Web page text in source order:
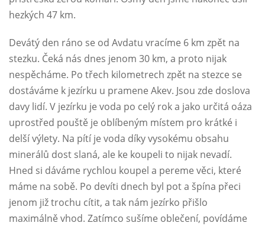
hezkých 47 km.
Devátý den ráno se od Avdatu vracíme 6 km zpět na
stezku. Čeká nás dnes jenom 30 km, a proto nijak
nespěcháme. Po třech kilometrech zpět na stezce se
dostáváme k jezírku u pramene Akev. Jsou zde doslova
davy lidí. V jezírku je voda po celý rok a jako určitá oáza
uprostřed pouště je oblíbeným místem pro krátké i
delší výlety. Na pítí je voda díky vysokému obsahu
minerálů dost slaná, ale ke koupeli to nijak nevadí.
Hned si dáváme rychlou koupel a pereme věci, které
máme na sobě. Po devíti dnech byl pot a špína přeci
jenom již trochu cítit, a tak nám jezírko přišlo
maximálně vhod. Zatímco sušíme oblečení, povídáme